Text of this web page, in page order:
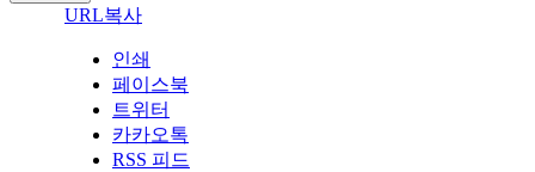
URL복사
인쇄
페이스북
트위터
카카오톡
RSS 피드